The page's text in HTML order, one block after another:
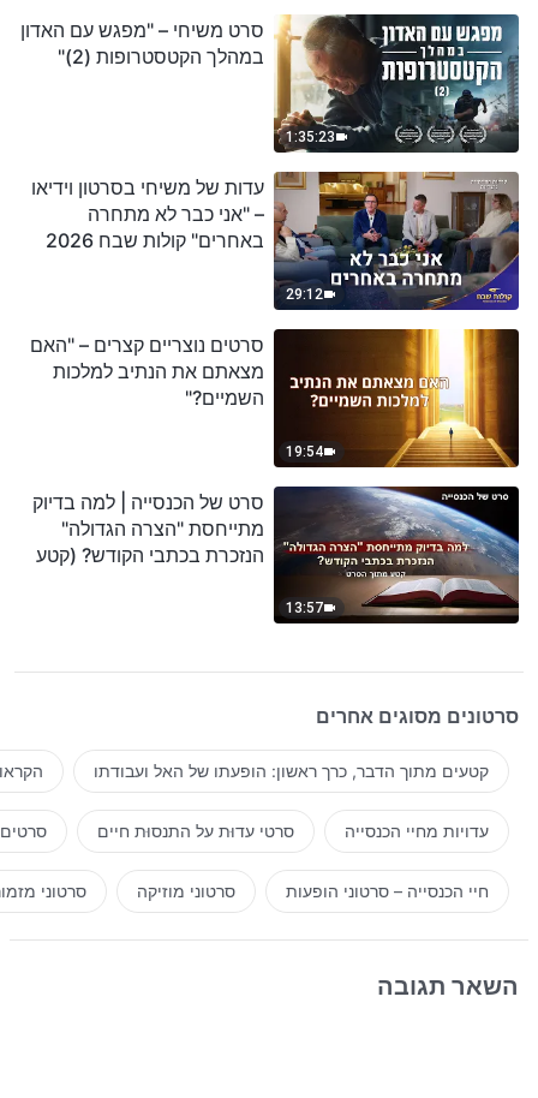
1:35:23
סרט משיחי – "מפגש עם האדון
במהלך הקטסטרופות (2)"
29:12
עדות של משיחי בסרטון וידיאו
– "אני כבר לא מתחרה
באחרים" קולות שבח 2026
19:54
סרטים נוצריים קצרים – "האם
מצאתם את הנתיב למלכות
השמיים?"
13:57
סרט של הכנסייה | למה בדיוק
מתייחסת "הצרה הגדולה"
הנזכרת בכתבי הקודש? (קטע
סרטונים מסוגים אחרים
קטעים מתוך הדבר, כרך ראשון: הופעתו של האל ועבודתו
עדויות מחיי הכנסייה סרטי עדוּת על התנסוּת חיים
חיי הכנסייה – סרטוני הופעות סרטוני מוזיקה סרטוני
השאר תגובה